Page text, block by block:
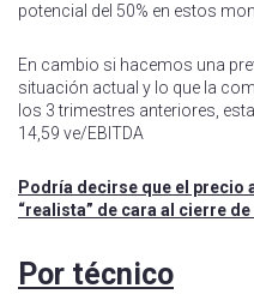
potencial del 50% en estos
En cambio si hacemos una
situación actual y lo que la
los 3 trimestres anteriores,
14,59 ve/EBITDA
Podría decirse que el precio
“realista” de cara al cierre
Por técnico